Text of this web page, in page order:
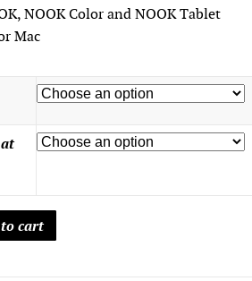
NOOK Color and NOOK Tablet
Mac
cart